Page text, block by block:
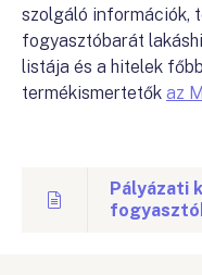
szolgáló információk,
fogyasztóbarát
listája és a hitelek
termékismertetők az
Pályázati